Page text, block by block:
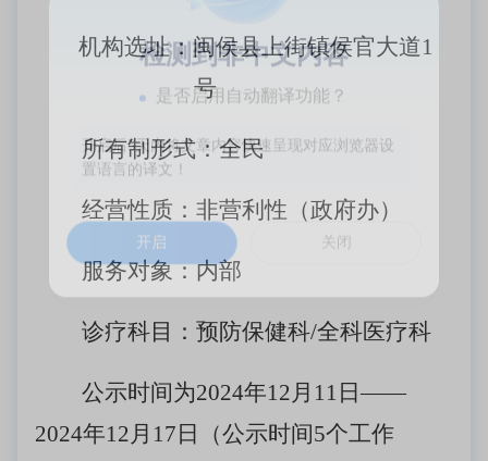
机构选址：闽侯县上街镇侯官大道1
号
所有制形式：全民
经营性质：非营利性（政府办）
服务对象：内部
诊疗科目：预防保健科/全科医疗科
公示时间为2024年12月11日——
2024年12月17日（公示时间5个工作
检测到非中文内容
是否启用自动翻译功能？
开启后5天内将文章内容快速呈现对应浏览器设
置语言的译文！
开启 关闭